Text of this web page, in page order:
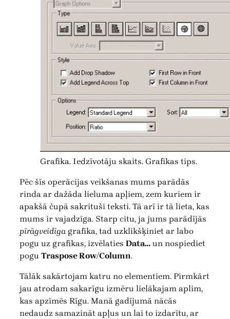
Grafika. Iedzīvotāju skaits. Grafikas tips.
Pēc šīs operācijas veikšanas mums parādās
rinda ar dažāda lieluma apļiem, zem kuriem ir
apakšā čupā sakrituši teksti. Tā arī ir tā lieta, kas
mums ir vajadzīga. Starp citu, ja jums parādījās
pīrāgveidīga grafika, tad uzklikšķiniet ar labo
pogu uz grafikas, izvēlaties Data… un nospiediet
pogu Traspose Row/Column.
Tālāk sakārtojam katru no elementiem. Pirmkārt
jau atrodam sakarīgu izmēru lielākajam aplim,
kas apzīmēs Rīgu. Manā gadījumā nācās
nedaudz samazināt apļus un lai to izdarītu, ar